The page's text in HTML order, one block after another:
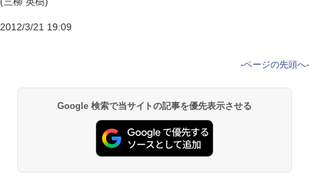
2012/3/21 19:09
-ページの先頭へ-
Google 検索で当サイトの記事を優先表示させる